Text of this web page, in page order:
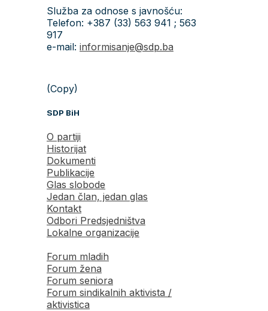
Služba za odnose s javnošću:
Telefon: +387 (33) 563 941 ; 563
917
e-mail: informisanje@sdp.ba
(Copy)
SDP BiH
O partiji
Historijat
Dokumenti
Publikacije
Glas slobode
Jedan član, jedan glas
Kontakt
Odbori Predsjedništva
Lokalne organizacije
Forum mladih
Forum žena
Forum seniora
Forum sindikalnih aktivista /
aktivistica